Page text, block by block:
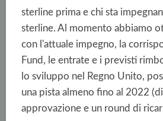
sterline prima e chi sta
sterline. Al momento abbiamo
con l'attuale impegno, la
Fund, le entrate e i previsti
lo sviluppo nel Regno Unito,
una pista almeno fino al 2022
approvazione e un round di